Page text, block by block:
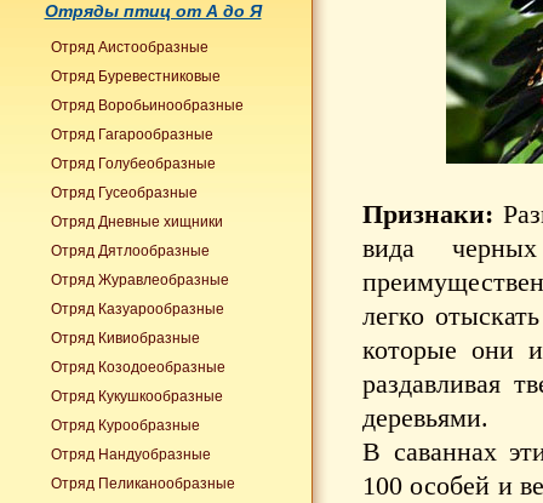
Признаки:
вида
легко
которые они
раздавливая
деревьями.
В саваннах
100 особей и
Отряды птиц от А до Я
Отряд Аистообразные
Отряд Буревестниковые
Отряд Воробьинообразные
Отряд Гагарообразные
Отряд Голубеобразные
Отряд Гусеобразные
Отряд Дневные хищники
Отряд Дятлообразные
Отряд Журавлеобразные
Отряд Казуарообразные
Отряд Кивиобразные
Отряд Козодоеобразные
Отряд Кукушкообразные
Отряд Курообразные
Отряд Нандуобразные
Отряд Пеликанообразные